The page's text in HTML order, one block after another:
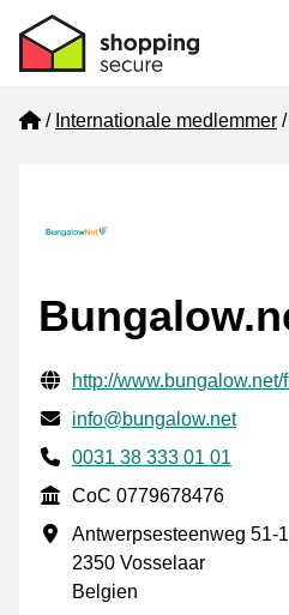
Home
Internationale medlemmer
Verificerede
Website URL
http://www.bungalow.net/
E-mail
info@bungalow.net
Phone number
0031 38 333 01 01
CoC
CoC 0779678476
Forretningsadresse
Antwerpsesteenweg 51-1
2350 Vosselaar
Belgien